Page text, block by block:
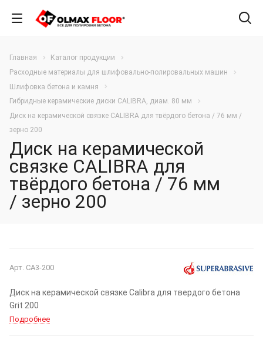
Главная
Каталог продукции
Расходные материалы для шлифовально-полировальных машин
Шлифовка бетона и камня
Гибридные керамические диски CALIBRA, диам. 80 мм
Диск на керамической связке CALIBRA для твёрдого бетона / 76 мм /
зерно 200
Диск на керамической
связке CALIBRA для
твёрдого бетона / 76 мм
/ зерно 200
Арт. CA3-200
Диск на керамической связке Calibra для твердого бетона
Grit 200
Подробнее